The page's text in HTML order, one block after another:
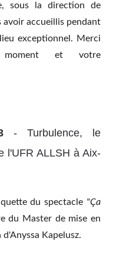
sous la direction de
avoir accueillis pendant
exceptionnel. Merci
et votre
- Turbulence, le
l'UFR ALLSH à Aix-
du spectacle "Ça
du Master de mise en
Kapelusz.